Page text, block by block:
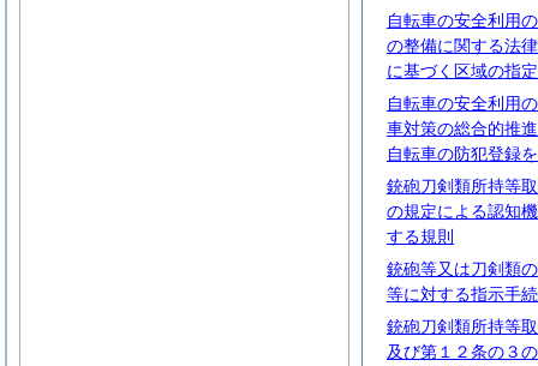
自転車の安全利用
の整備に関する法
に基づく区域の指定
自転車の安全利用
車対策の総合的推
自転車の防犯登録
銃砲刀剣類所持等
の規定による認知
する規則
銃砲等又は刀剣類
等に対する指示手
銃砲刀剣類所持等
及び第１２条の３